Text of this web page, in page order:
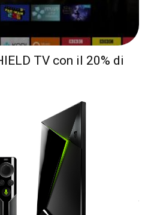
TV con il 20% di